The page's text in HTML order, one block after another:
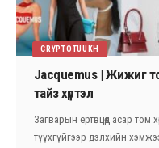
CRYPTOTUUKH
Jacquemus | Жижиг
тайз хүртэл
Загварын ертөнцөд асар том
түүхгүйгээр дэлхийн